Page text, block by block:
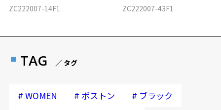
ZC222007-14F1 ZC222007-43F1
TAG ／ タグ
# WOMEN # ボストン # ブラック